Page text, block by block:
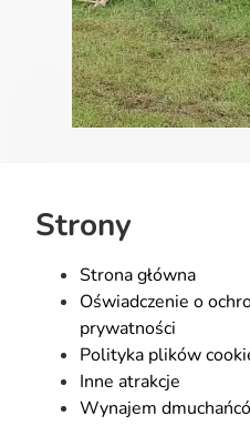
Strony
Strona główna
Oświadczenie o
prywatności
Polityka plików
Inne atrakcje
Wynajem